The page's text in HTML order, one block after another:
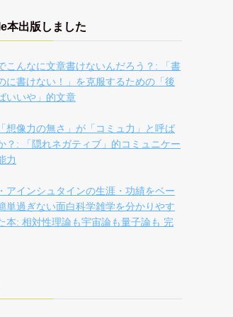
本出版しました
こんなに文章書けないんだろう？: 「書
に書けない！」を克服するための「後
いいや」的文章
想像力の無さ」が「コミュ力」と呼ば
？: 「隠れネガティブ」的コミュニケー
力
アインシュタインの生涯・功績をベー
単過ぎない面白科学雑学を分かりやす
本: 相対性理論も宇宙論も量子論も 完